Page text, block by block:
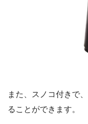
また、スノコ付きで
ることができます。